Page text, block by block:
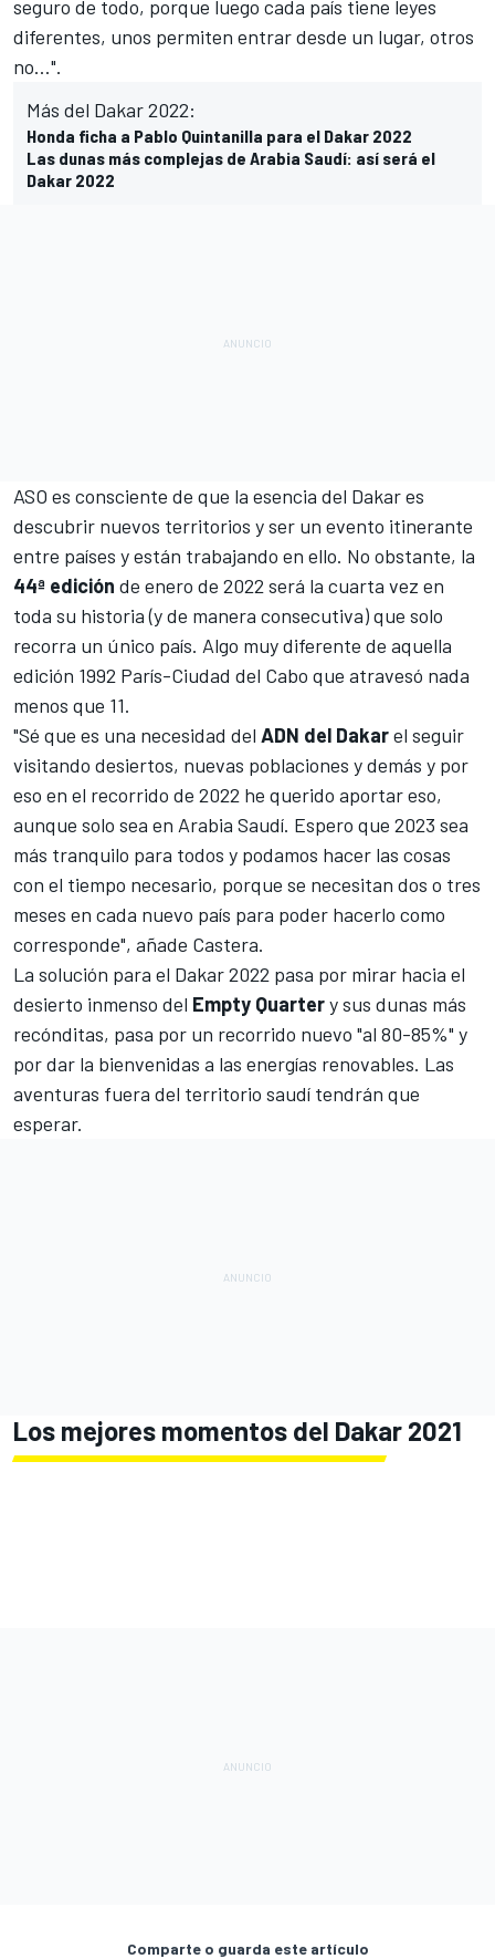
seguro de todo, porque luego cada país tiene leyes
diferentes, unos permiten entrar desde un lugar, otros
no…".
Más del Dakar 2022:
Honda ficha a Pablo Quintanilla para el Dakar 2022
Las dunas más complejas de Arabia Saudí: así será el
Dakar 2022
ASO es consciente de que la esencia del Dakares
descubrir nuevos territorios y ser un evento itinerante
entre países y están trabajando en ello. No obstante, la
44ª edición de enero de 2022 será la cuarta vez en
toda su historia (y de manera consecutiva) que solo
recorra un único país. Algo muy diferente de aquella
edición 1992 París-Ciudad del Cabo que atravesó nada
menos que 11.
"Sé que es una necesidad del ADN del Dakarel seguir
visitando desiertos, nuevas poblaciones y demás y por
eso en el recorrido de 2022 he querido aportar eso,
aunque solo sea en Arabia Saudí. Espero que 2023 sea
más tranquilo para todos y podamos hacer las cosas
con el tiempo necesario, porque se necesitan dos o tres
meses en cada nuevo país para poder hacerlo como
corresponde", añade Castera.
La solución para el Dakar 2022 pasa por mirar hacia el
desierto inmenso del Empty Quartery sus dunas más
recónditas, pasa por un recorrido nuevo "al 80-85%" y
por dar la bienvenidas a las energías renovables. Las
aventuras fuera del territorio saudí tendrán que
esperar.
Los mejores momentos del Dakar 2021
Comparte o guarda este artículo